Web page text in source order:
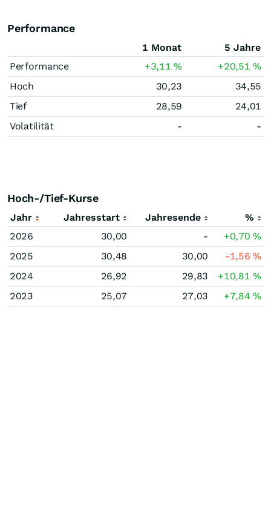
Performance
1 Monat
5 Jahre
Performance
+3,11% +20,51%
Hoch
30,23
34,55
Tief
28,59
24,01
Volatilität
- -
Hoch-/Tief-Kurse
Jahr Jahresstart Jahresende
%
2026
30,00 - +0,70%
2025
30,48 30,00 -1,56%
2024
26,92 29,83 +10,81%
2023
25,07 27,03 +7,84%